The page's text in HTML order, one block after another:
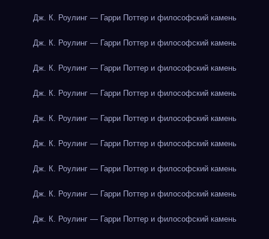
Дж. К. Роулинг — Гарри Поттер и философский камень
Дж. К. Роулинг — Гарри Поттер и философский камень
Дж. К. Роулинг — Гарри Поттер и философский камень
Дж. К. Роулинг — Гарри Поттер и философский камень
Дж. К. Роулинг — Гарри Поттер и философский камень
Дж. К. Роулинг — Гарри Поттер и философский камень
Дж. К. Роулинг — Гарри Поттер и философский камень
Дж. К. Роулинг — Гарри Поттер и философский камень
Дж. К. Роулинг — Гарри Поттер и философский камень